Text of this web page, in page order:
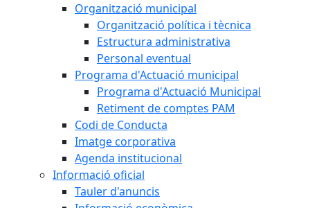
Organització municipal
Organització política i tècnica
Estructura administrativa
Personal eventual
Programa d'Actuació municipal
Programa d'Actuació Municipal
Retiment de comptes PAM
Codi de Conducta
Imatge corporativa
Agenda institucional
Informació oficial
Tauler d'anuncis